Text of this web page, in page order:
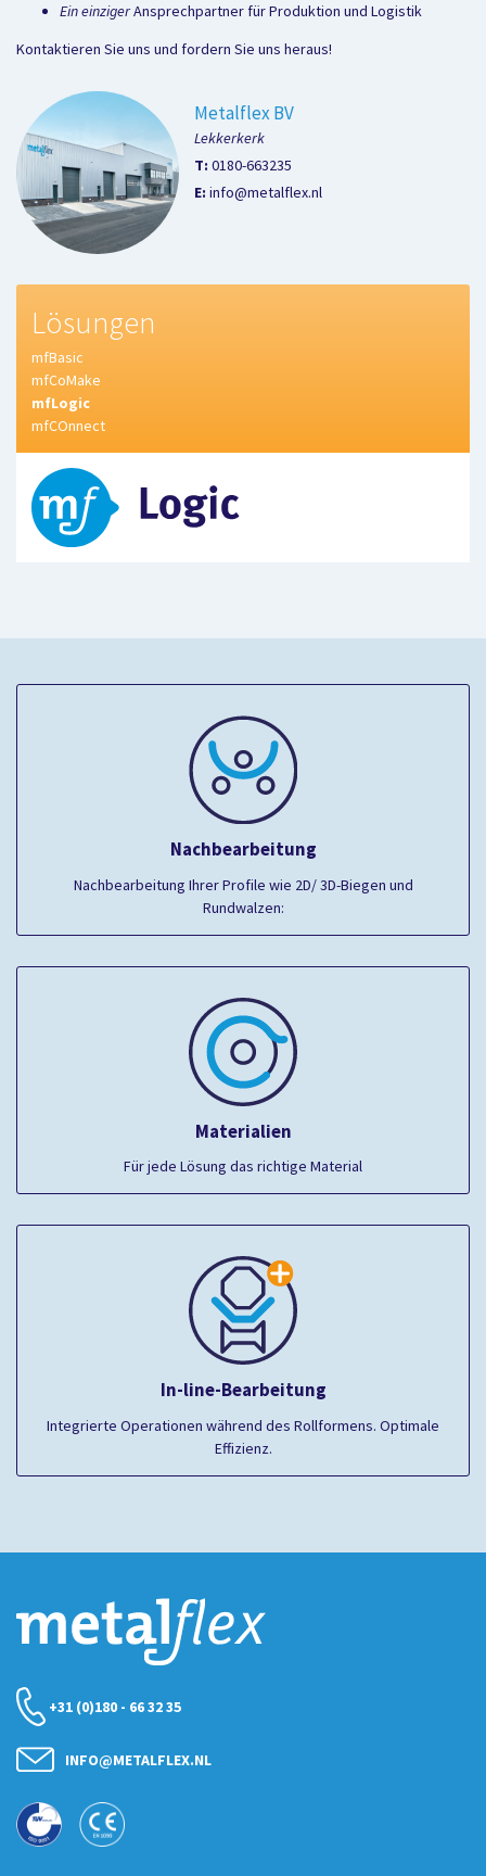
Ein einzigerAnsprechpartner für Produktion und Logistik
Kontaktieren Sie uns und fordern Sie uns heraus!
Metalflex BV
Lekkerkerk
T: 0180-663235
E: info@metalflex.nl
Lösungen
mfBasic
mfCoMake
mfLogic
mfCOnnect
Nachbearbeitung
Nachbearbeitung Ihrer Profile wie 2D/ 3D-Biegen und
Rundwalzen:
Materialien
Für jede Lösung das richtige Material
In-line-Bearbeitung
Integrierte Operationen während des Rollformens. Optimale
Effizienz.
+31 (0)180 - 66 32 35
INFO@METALFLEX.NL